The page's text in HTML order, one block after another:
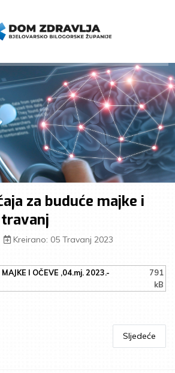
za buduće majke i
Kreirano: 05 Travanj 2023
I OČEVE ,04.mj. 2023.-
791
kB
Sljedeće